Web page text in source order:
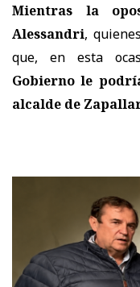
Mientras la
Alessandri,
que, en esta
Gobierno le
alcalde de